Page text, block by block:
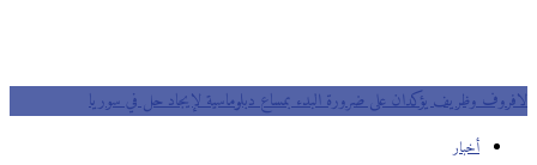
لافروف وظريف يؤكدان على ضرورة البدء بمساع دبلوماسية لإيجاد حل في سوريا
أخبار